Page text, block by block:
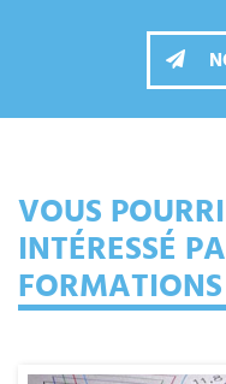
VOUS
INTÉRESSÉ
FORMATIONS